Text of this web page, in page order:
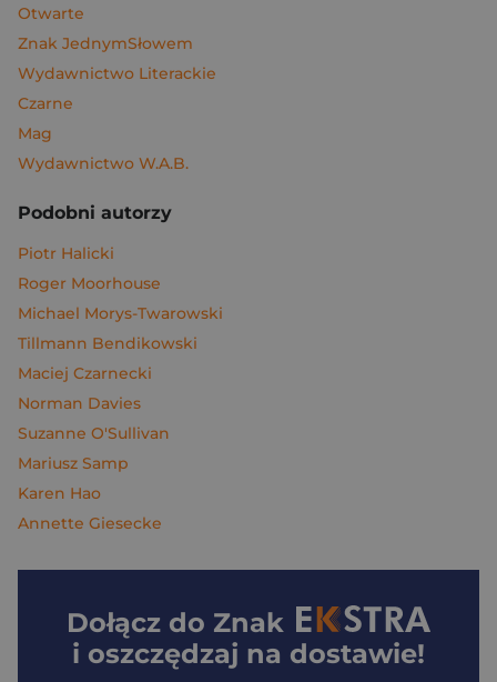
Otwarte
Znak JednymSłowem
Wydawnictwo Literackie
Czarne
Mag
Wydawnictwo W.A.B.
Podobni autorzy
Piotr Halicki
Roger Moorhouse
Michael Morys-Twarowski
Tillmann Bendikowski
Maciej Czarnecki
Norman Davies
Suzanne O'Sullivan
Mariusz Samp
Karen Hao
Annette Giesecke
Dołącz do Znak
i oszczędzaj na dostawie!